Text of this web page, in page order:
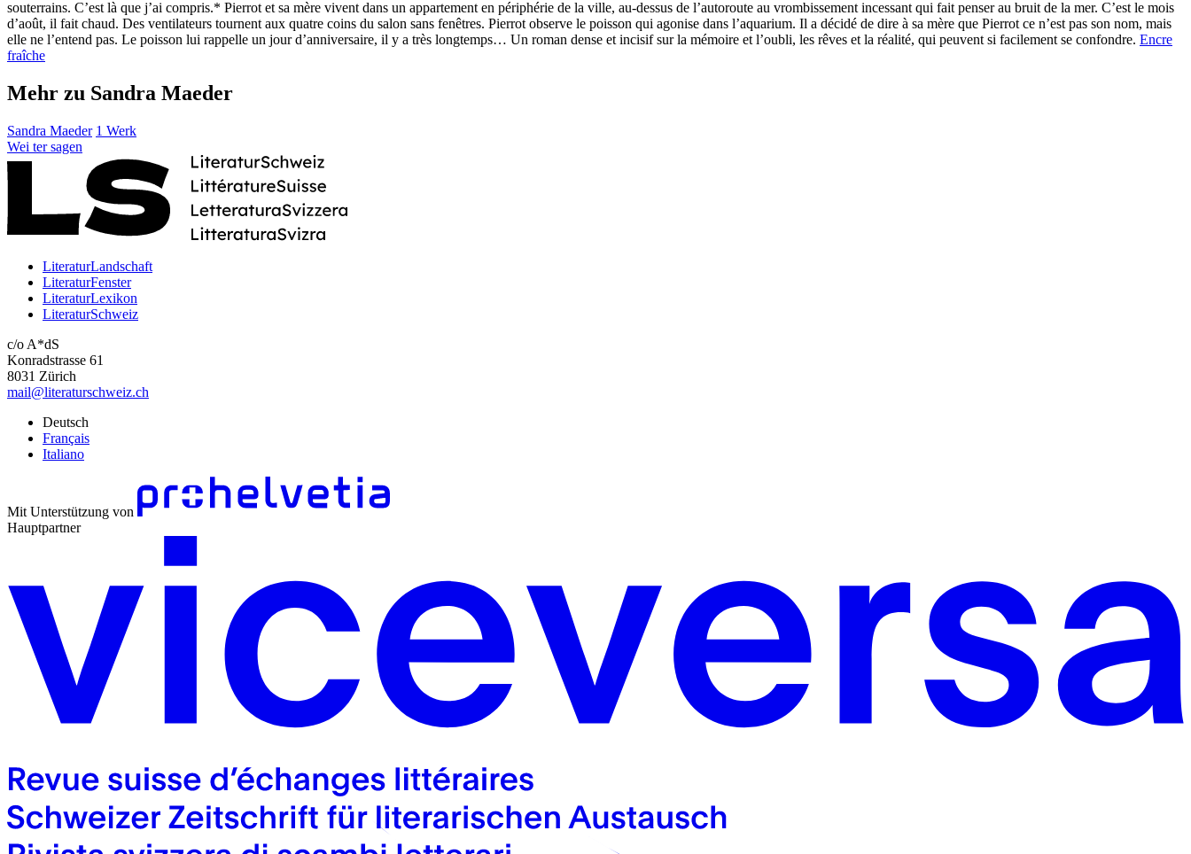
souterrains. C’est là que j’ai compris.* Pierrot et sa mère vivent dans un appartement en périphérie de la ville, au-dessus de l’autoroute au vrombissement incessant qui fait penser au bruit de la mer. C’est le mois
d’août, il fait chaud. Des ventilateurs tournent aux quatre coins du salon sans fenêtres. Pierrot observe le poisson qui agonise dans l’aquarium. Il a décidé de dire à sa mère que Pierrot ce n’est pas son nom, mais
elle ne l’entend pas. Le poisson lui rappelle un jour d’anniversaire, il y a très longtemps… Un roman dense et incisif sur la mémoire et l’oubli, les rêves et la réalité, qui peuvent si facilement se confondre. Encre
fraîche
Mehr zu Sandra Maeder
Sandra Maeder 1 Werk
Wei ter sagen
LiteraturLandschaft
LiteraturFenster
LiteraturLexikon
LiteraturSchweiz
c/o A*dS
Konradstrasse 61
8031 Zürich
mail@literaturschweiz.ch
Deutsch
Français
Italiano
Mit Unterstützung von
Hauptpartner